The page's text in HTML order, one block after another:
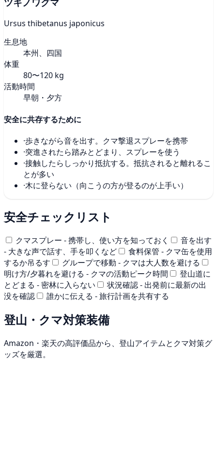
Ursus thibetanus japonicus
生息地
本州、四国
体重
80〜120 kg
活動時間
早朝・夕方
安全に共存するために
·歩きながら音を出す。クマ撃退スプレーを携帯
·突進されたら踏みとどまり、スプレーを使う
·接触したらしっかり抵抗する。抵抗されると離れるこ
とが多い
·木に登らない（向こうの方が登るのが上手い）
安全チェックリスト
クマスプレー - 携帯し、使い方を知っておく
音を出す
- 大きな声で話す、手を叩くなど
食料保管 - クマ缶を使用
するか吊るす
グループで移動 - クマは大人数を避ける
明け方/夕暮れを避ける - クマの活動ピーク時間
登山道に
とどまる - 密林に入らない
状況確認 - 出発前に最新の出
没を確認
誰かに伝える - 旅行計画を共有する
登山・クマ対策装備
Amazon・楽天の高評価品から、登山アイテムとクマ対策グ
ッズを厳選。